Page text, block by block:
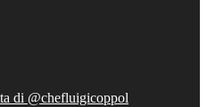
di @chefluigicoppol